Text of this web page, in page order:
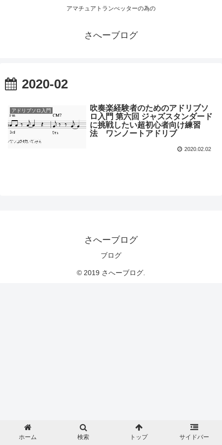
アマチュアトランぺッターの為の
さへーブログ
2020-02
アドリブソロ入門
吹奏楽経験者のためのアドリブソ
ロ入門 第六回 ジャズスタンダード
に挑戦したい超初心者向け練習
法 ワンノートアドリブ
2020.02.02
さへーブログ
ブログ
© 2019 さへーブログ.
ホーム 検索 トップ サイドバー